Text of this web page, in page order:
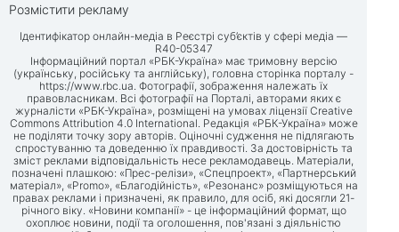
Розмістити рекламу
Ідентифікатор онлайн-медіа в Реєстрі суб’єктів у сфері медіа —
R40-05347
Інформаційний портал «РБК-Україна» має тримовну версію
(українську, російську та англійську), головна сторінка порталу -
https://www.rbc.ua . Фотографії, зображення належать їх
правовласникам. Всі фотографії на Порталі, авторами яких є
журналісти «РБК-Україна», розміщені на умовах ліцензії Creative
Commons Attribution 4.0 International. Редакція «РБК-Україна» може
не поділяти точку зору авторів. Оціночні судження не підлягають
спростуванню та доведенню їх правдивості. За достовірність та
зміст реклами відповідальність несе рекламодавець. Матеріали,
позначені плашкою: «Прес-релізи», «Спецпроект», «Партнерський
матеріал», «Promo», «Благодійність», «Резонанс» розміщуються на
правах реклами і призначені, як правило, для осіб, які досягли 21-
річного віку. «Новини компанії» - це інформаційний формат, що
охоплює новини, події та оголошення, пов'язані з діяльністю